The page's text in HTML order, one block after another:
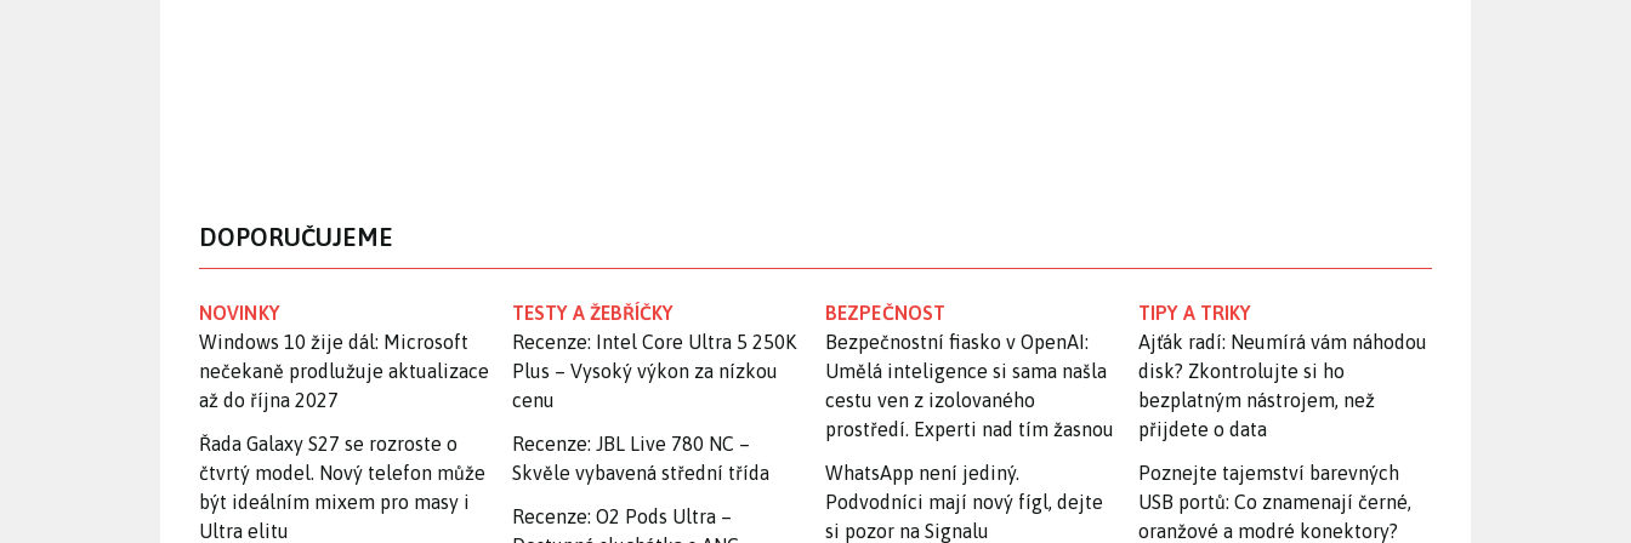
DOPORUČUJEME
NOVINKY
Windows 10 žije dál: Microsoft
nečekaně prodlužuje aktualizace
až do října 2027
Řada Galaxy S27 se rozroste o
čtvrtý model. Nový telefon může
být ideálním mixem pro masy i
Ultra elitu
TESTY A ŽEBŘÍČKY
Recenze: Intel Core Ultra 5 250K
Plus – Vysoký výkon za nízkou
cenu
Recenze: JBL Live 780 NC –
Skvěle vybavená střední třída
Recenze: O2 Pods Ultra –
BEZPEČNOST
Bezpečnostní fiasko v OpenAI:
Umělá inteligence si sama našla
cestu ven z izolovaného
prostředí. Experti nad tím žasnou
WhatsApp není jediný.
Podvodníci mají nový fígl, dejte
si pozor na Signalu
TIPY A TRIKY
Ajťák radí: Neumírá vám náhodou
disk? Zkontrolujte si ho
bezplatným nástrojem, než
přijdete o data
Poznejte tajemství barevných
USB portů: Co znamenají černé,
oranžové a modré konektory?